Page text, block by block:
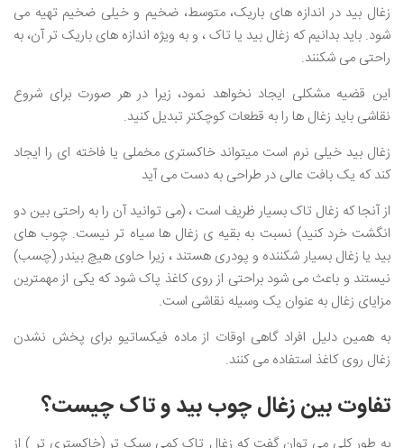
زغال بید در اندازه های باریک، متوسط، ضخیم و خیلی ضخیم تهیه می
شود. باید بدانیم که زغال بید یا تاک ، و به ویژه اندازه های باریک تر آن، به
راحتی می شکنند.
این قضیه مشکلی ایجاد نخواهد نمود، زیرا در هر صورت برای شروع
نقاشی باید زغال ها را به قطعات کوچکتر تبدیل کنید.
زغال بید خیلی نرم است میتواند خاکستری مخملی یا فاخته ای را ایجاد
کند که یک بافت عالی در طراحی به دست می آید
از آنجا که زغال تاک بسیار ظریف است ، (می توانید آن را به راحتی بین دو
انگشت خرد کنید) نسبت به بقیه ی زغال ها سیاه تر نیست. چوب های
بید یا زغال بسیار شکننده و پودری هستند ، زیرا حاوی هیچ بیندر (چسب)
نیستند و باعث می شود براحتی از روی کاغذ پاک شود که یکی از مهمترین
مزایای زغال به عنوان یک وسیله نقاشی است.
به همین دلیل افراد گاهی اوقات از ماده فیکساتیو برای پخش نشدن
زغال روی کاغذ استفاده می کنند.
تفاوت بین زغال چوب بید و تاک چیست؟